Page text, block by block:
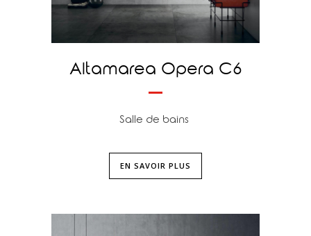
Altamarea Opera C6
Salle de bains
EN SAVOIR PLUS